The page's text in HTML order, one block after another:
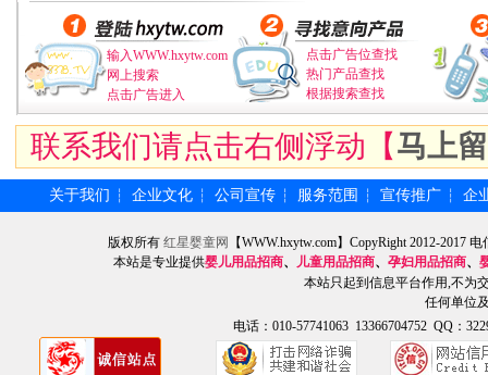
输入WWW.hxytw.com
网上搜索
点击广告进入
点击广告位查找
热门产品查找
根据搜索查找
联系我们请点击右侧浮动【马上
关于我们 ┆ 企业文化 ┆ 公司宣传 ┆ 服务范围 ┆ 宣传推广 ┆ 企
版权所有 红星婴童网
【WWW.hxytw.com】CopyRight 2012-2017
本站是专业提供婴儿用品招商、 儿童用品招商、 孕妇用品招商、
本站只起到信息平台作用,不为
任何单位
电话：010-57741063 13366704752 QQ：